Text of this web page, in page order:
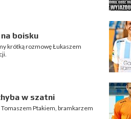
boisku
krótką rozmowę Łukaszem
w szatni
Ptakiem, bramkarzem